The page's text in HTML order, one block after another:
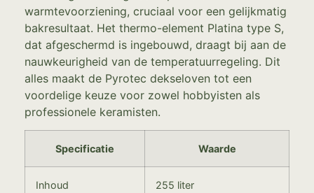
warmtevoorziening, cruciaal voor een gelijkmatig
bakresultaat. Het thermo-element Platina type S,
dat afgeschermd is ingebouwd, draagt bij aan de
nauwkeurigheid van de temperatuurregeling. Dit
alles maakt de Pyrotec dekseloven tot een
voordelige keuze voor zowel hobbyisten als
professionele keramisten.
Specificatie Waarde
Inhoud 255 liter